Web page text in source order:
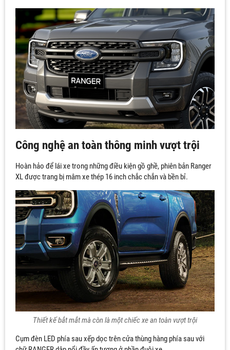
Công nghệ an toàn thông minh vượt trội
Hoàn hảo để lái xe trong những điều kiện gồ ghề, phiên bản Ranger
XL được trang bị mâm xe thép 16 inch chắc chắn và bền bỉ.
Thiết kế bắt mắt mà còn là một chiếc xe an toàn vượt trội
Cụm đèn LED phía sau xếp dọc trên cửa thùng hàng phía sau với